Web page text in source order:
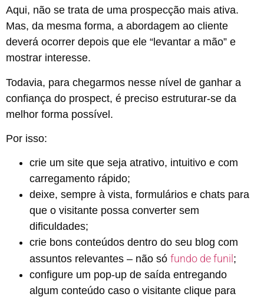
Aqui, não se trata de uma prospecção mais ativa.
Mas, da mesma forma, a abordagem ao cliente
deverá ocorrer depois que ele “levantar a mão” e
mostrar interesse.
Todavia, para chegarmos nesse nível de ganhar a
confiança do prospect, é preciso estruturar-se da
melhor forma possível.
Por isso:
crie um site que seja atrativo, intuitivo e com
carregamento rápido;
deixe, sempre à vista, formulários e chats para
que o visitante possa converter sem
dificuldades;
crie bons conteúdos dentro do seu blog com
assuntos relevantes – não só fundo de funil ;
configure um pop-up de saída entregando
algum conteúdo caso o visitante clique para